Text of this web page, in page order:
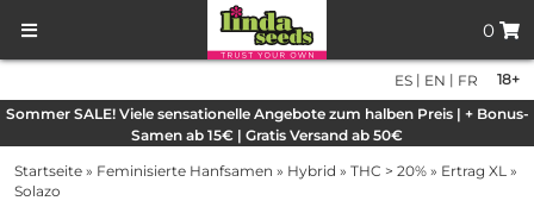
0
18+
ES | EN | FR
Sommer SALE! Viele sensationelle Angebote zum halben Preis | + Bonus-
Samen ab 15€ | Gratis Versand ab 50€
Startseite » Feminisierte Hanfsamen » Hybrid » THC > 20% » Ertrag XL »
Solazo